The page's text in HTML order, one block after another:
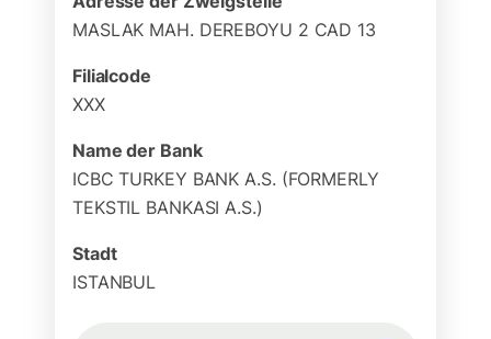
MASLAK MAH. DEREBOYU 2 CAD 13
Filialcode
XXX
Name der Bank
ICBC TURKEY BANK A.S. (FORMERLY
TEKSTIL BANKASI A.S.)
Stadt
ISTANBUL